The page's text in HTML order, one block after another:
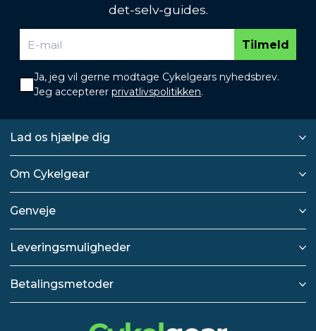
det-selv-guides.
Tilmeld
Ja, jeg vil gerne modtage Cykelgears nyhedsbrev.
Jeg accepterer privatlivspolitikken.
Lad os hjælpe dig
Om Cykelgear
Genveje
Leveringsmuligheder
Betalingsmetoder